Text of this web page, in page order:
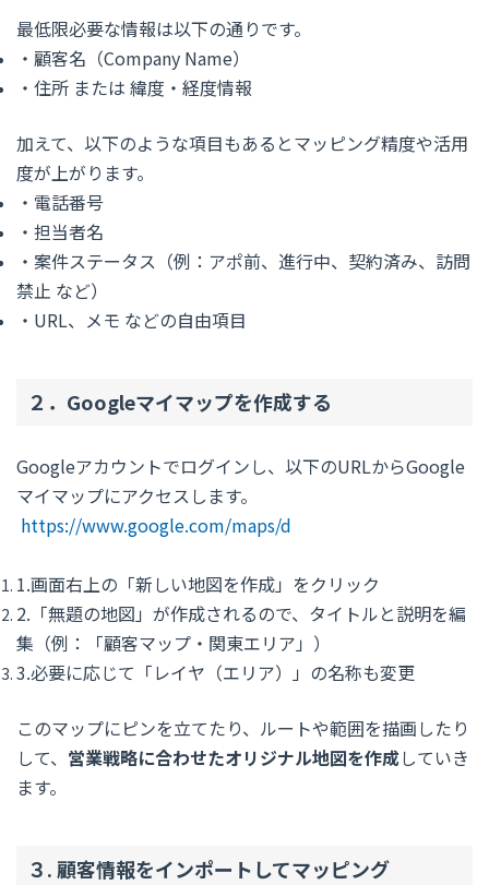
最低限必要な情報は以下の通りです。
・顧客名（Company Name）
・住所 または 緯度・経度情報
加えて、以下のような項目もあるとマッピング精度や活用
度が上がります。
・電話番号
・担当者名
・案件ステータス（例：アポ前、進行中、契約済み、訪問
禁止 など）
・URL、メモ などの自由項目
２．Googleマイマップを作成する
Googleアカウントでログインし、以下のURLからGoogle
マイマップにアクセスします。
https://www.google.com/maps/d
1.画面右上の「新しい地図を作成」をクリック
2.「無題の地図」が作成されるので、タイトルと説明を編
集（例：「顧客マップ・関東エリア」）
3.必要に応じて「レイヤ（エリア）」の名称も変更
このマップにピンを立てたり、ルートや範囲を描画したり
して、 営業戦略に合わせたオリジナル地図を作成していき
ます。
３. 顧客情報をインポートしてマッピング